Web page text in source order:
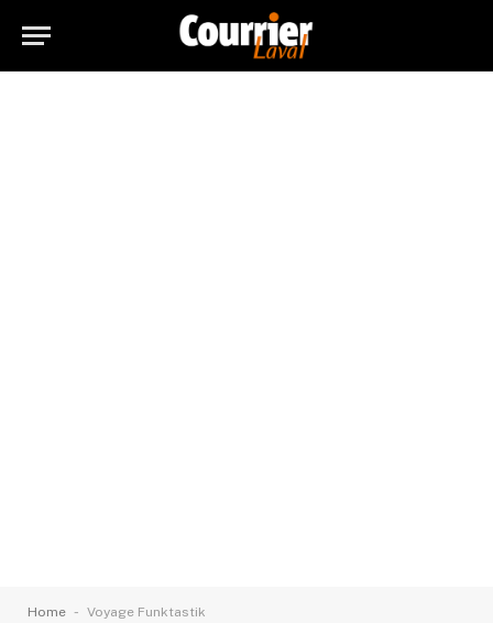
Home - Voyage Funktastik